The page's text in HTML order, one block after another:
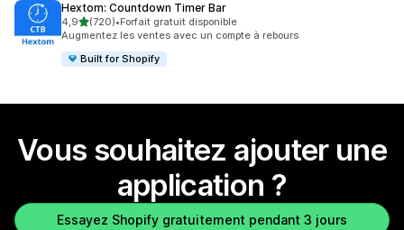
Hextom: Countdown Timer Bar
4,9étoile(s) sur 5
(720)
720 avis au total
•Forfait gratuit disponible
Augmentez les ventes avec un compte à rebours
Built for Shopify
Vous souhaitez ajouter une
application ?
Essayez Shopify gratuitement pendant 3 jours